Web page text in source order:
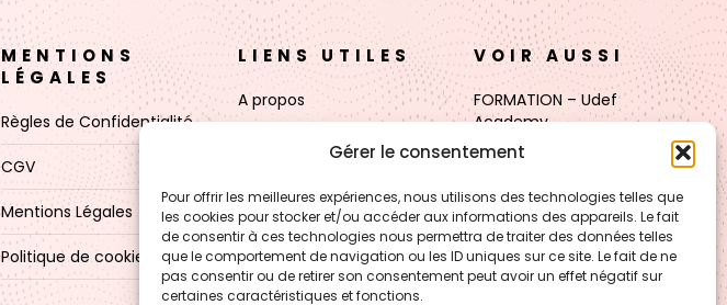
Gérer le consentement
Pour offrir les meilleures expériences, nous utilisons des technologies telles que
les cookies pour stocker et/ou accéder aux informations des appareils. Le fait
de consentir à ces technologies nous permettra de traiter des données telles
que le comportement de navigation ou les ID uniques sur ce site. Le fait de ne
pas consentir ou de retirer son consentement peut avoir un effet négatif sur
certaines caractéristiques et fonctions.
MENTIONS
LÉGALES
Règles de Confidentialité
CGV
Mentions Légales
Politique de cookies (UE)
LIENS UTILES
A propos
Nos cosmétiques
Nos cires
Boutique
Contact
VOIR AUSSI
FORMATION – Udef
Academy
LE BLOG – Cire & Jolie
Les Carnets de Julie